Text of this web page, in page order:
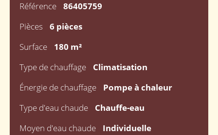
Référence
86405759
Pièces
6 pièces
Surface
180 m²
Type de chauffage
Climatisation
Énergie de chauffage
Pompe à chaleur
Type d'eau chaude
Chauffe-eau
Moyen d'eau chaude
Individuelle